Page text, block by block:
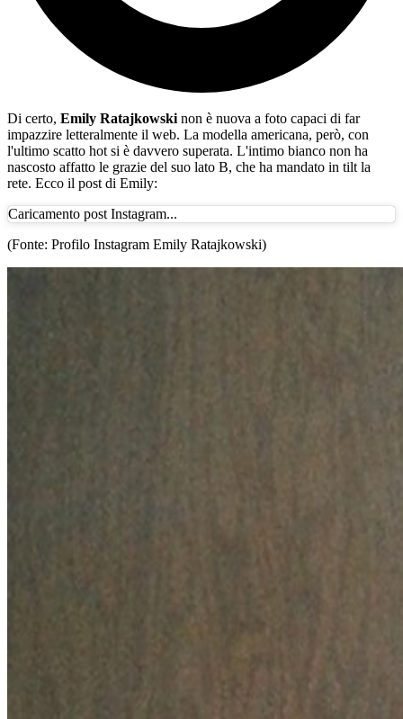
Di certo, Emily Ratajkowski non è nuova a foto capaci di far
impazzire letteralmente il web. La modella americana, però, con
l'ultimo scatto hot si è davvero superata. L'intimo bianco non ha
nascosto affatto le grazie del suo lato B, che ha mandato in tilt la
rete. Ecco il post di Emily:
Caricamento post Instagram...
(Fonte: Profilo Instagram Emily Ratajkowski)